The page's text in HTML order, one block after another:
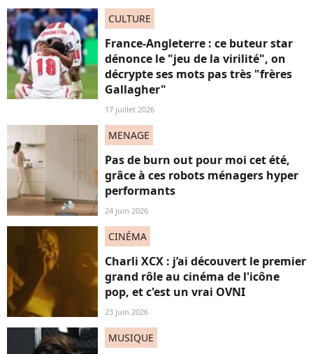
CULTURE
France-Angleterre : ce buteur star
dénonce le "jeu de la virilité", on
décrypte ses mots pas très "frères
Gallagher"
17 juillet 2026
MENAGE
Pas de burn out pour moi cet été,
grâce à ces robots ménagers hyper
performants
24 juin 2026
CINÉMA
Charli XCX : j’ai découvert le premier
grand rôle au cinéma de l'icône
pop, et c'est un vrai OVNI
23 juin 2026
MUSIQUE